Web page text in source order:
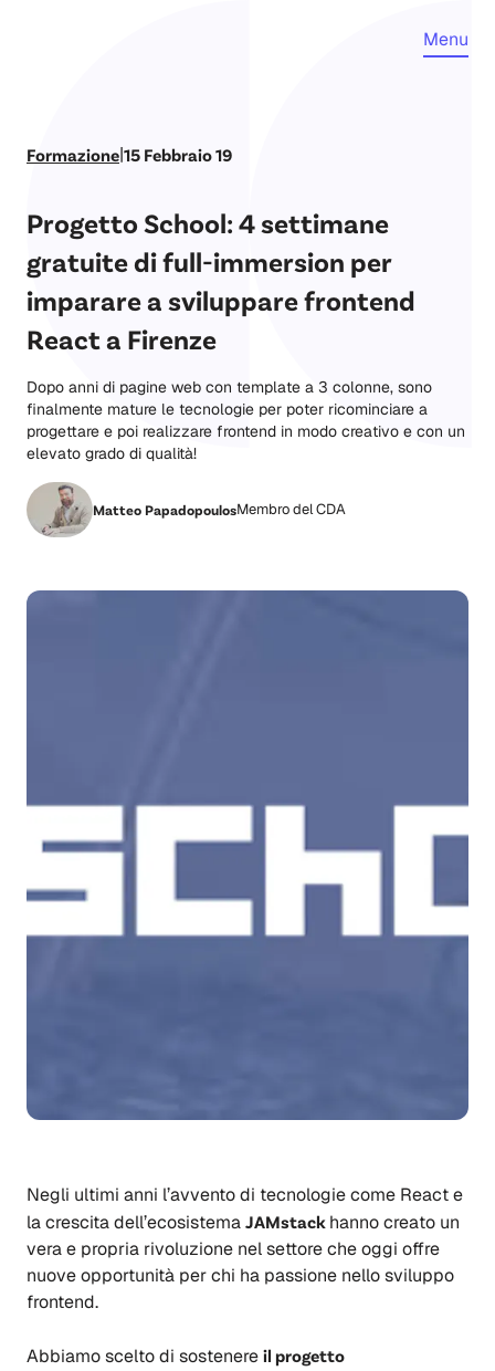
Menu
Formazione|15 Febbraio 19
Progetto School: 4 settimane
gratuite di full-immersion per
imparare a sviluppare frontend
React a Firenze
Dopo anni di pagine web con template a 3 colonne, sono
finalmente mature le tecnologie per poter ricominciare a
progettare e poi realizzare frontend in modo creativo e con un
elevato grado di qualità!
Matteo PapadopoulosMembro del CDA
Negli ultimi anni l’avvento di tecnologie come React e
la crescita dell’ecosistema JAMstack hanno creato un
vera e propria rivoluzione nel settore che oggi offre
nuove opportunità per chi ha passione nello sviluppo
frontend.
Abbiamo scelto di sostenere il progetto